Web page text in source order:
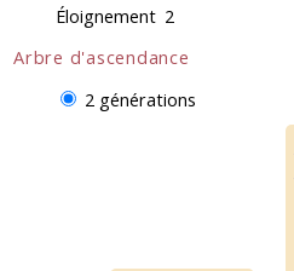
Éloignement 2
Arbre d'ascendance
2 générations